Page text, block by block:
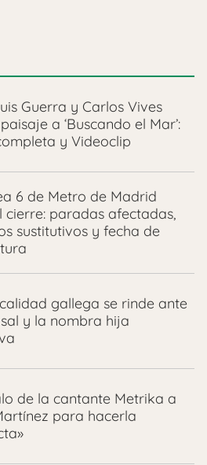
Guerra y Carlos Vives
a ‘Buscando el Mar’:
y Videoclip
6 de Metro de Madrid
cierre: paradas afectadas,
sustitutivos y fecha de
gallega se rinde ante
y la nombra hija
de la cantante Metrika a
para hacerla